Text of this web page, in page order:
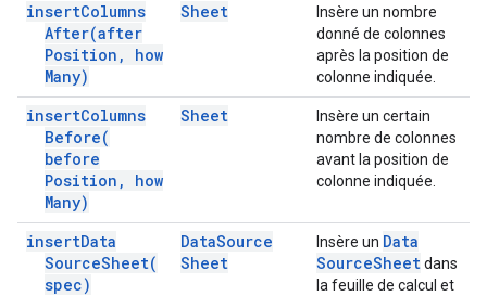
insertColumns
After(after
Position ,
how
Many)
Sheet
Insère un nombre
donné de colonnes
après la position de
colonne indiquée.
insertColumns
Before(
before
Position ,
how
Many)
Sheet
Insère un certain
nombre de colonnes
avant la position de
colonne indiquée.
insertData
SourceSheet(
spec)
DataSource
Sheet
Insère un Data
SourceSheetdans
la feuille de calcul et